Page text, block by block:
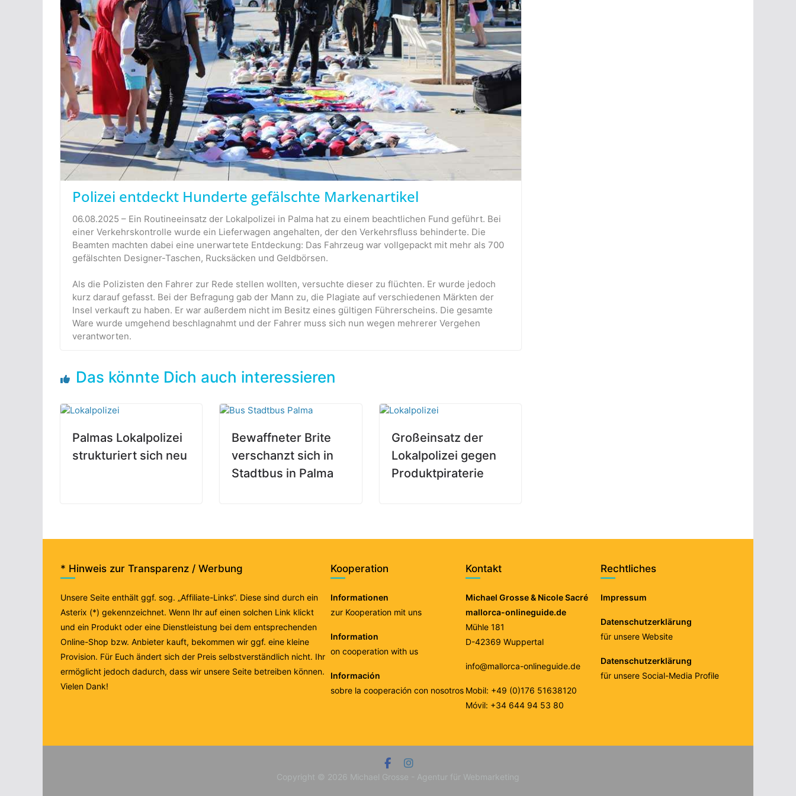
Polizei entdeckt Hunderte gefälschte Markenartikel
06.08.2025 – Ein Routineeinsatz der Lokalpolizei in Palma hat zu einem beachtlichen Fund geführt. Bei
einer Verkehrskontrolle wurde ein Lieferwagen angehalten, der den Verkehrsfluss behinderte. Die
Beamten machten dabei eine unerwartete Entdeckung: Das Fahrzeug war vollgepackt mit mehr als 700
gefälschten Designer-Taschen, Rucksäcken und Geldbörsen.
Als die Polizisten den Fahrer zur Rede stellen wollten, versuchte dieser zu flüchten. Er wurde jedoch
kurz darauf gefasst. Bei der Befragung gab der Mann zu, die Plagiate auf verschiedenen Märkten der
Insel verkauft zu haben. Er war außerdem nicht im Besitz eines gültigen Führerscheins. Die gesamte
Ware wurde umgehend beschlagnahmt und der Fahrer muss sich nun wegen mehrerer Vergehen
verantworten.
Das könnte Dich auch interessieren
Palmas Lokalpolizei
strukturiert sich neu
Bewaffneter Brite
verschanzt sich in
Stadtbus in Palma
Großeinsatz der
Lokalpolizei gegen
Produktpiraterie
* Hinweis zur Transparenz / Werbung
Unsere Seite enthält ggf. sog. „Affiliate-Links“. Diese sind durch ein
Asterix (*) gekennzeichnet. Wenn Ihr auf einen solchen Link klickt
und ein Produkt oder eine Dienstleistung bei dem entsprechenden
Online-Shop bzw. Anbieter kauft, bekommen wir ggf. eine kleine
Provision. Für Euch ändert sich der Preis selbstverständlich nicht. Ihr
ermöglicht jedoch dadurch, dass wir unsere Seite betreiben können.
Vielen Dank!
Kooperation
Informationen
zur Kooperation mit uns
Information
on cooperation with us
Información
sobre la cooperación con nosotros
Kontakt
Michael Grosse & Nicole Sacré
mallorca-onlineguide.de
Mühle 181
D-42369 Wuppertal
info@mallorca-onlineguide.de
Mobil: +49 (0)176 51638120
Móvil: +34 644 94 53 80
Rechtliches
Impressum
Datenschutzerklärung
für unsere Website
Datenschutzerklärung
für unsere Social-Media Profile
Copyright © 2026 Michael Grosse - Agentur für Webmarketing